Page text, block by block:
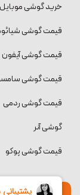
خرید گوشی موبایل
قیمت گوشی
قیمت گوشی آیفون
قیمت گوشی
قیمت گوشی ردمی
گوشی آنر
قیمت گوشی پوکو